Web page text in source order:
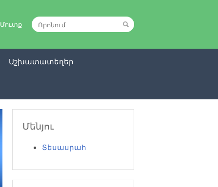
Մուտք
Աշխատատեղեր
Մենյու
Տեսասրահ